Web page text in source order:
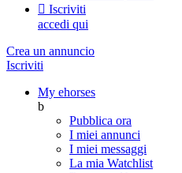
 Iscriviti
accedi qui
Crea un annuncio
Iscriviti
My ehorses
b
Pubblica ora
I miei annunci
I miei messaggi
La mia Watchlist